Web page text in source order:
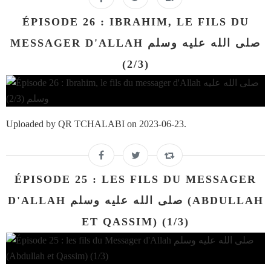
ÉPISODE 26 : IBRAHIM, LE FILS DU
MESSAGER D'ALLAH صلى الله عليه وسلم
(2/3)
Uploaded by QR TCHALABI on 2023-06-23.
ÉPISODE 25 : LES FILS DU MESSAGER
D'ALLAH صلى الله عليه وسلم (ABDULLAH
ET QASSIM) (1/3)